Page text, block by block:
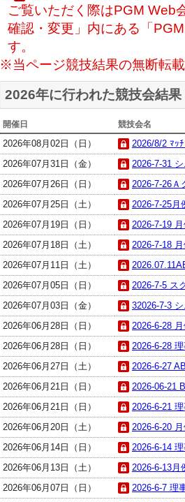
ご覧いただく際はPGM Web
確認・変更」内にある「
す。
※当ページ競技結果の無断転
2026年に行われた競技会結果
開催日 競技会名
2026年08月02日（日）
2026/8/2 ﾏｯ
2026年07月31日（金）
2026-7-31
2026年07月26日（日）
2026-7-26Ａ
2026年07月25日（土）
2026-7-25月
2026年07月19日（日）
2026-7-19
2026年07月18日（土）
2026-7-18
2026年07月11日（土）
2026年07月05日（日）
2026-7-5 ス
2026年07月03日（金）
32026-7-3
2026年06月28日（日）
2026-6-28
2026年06月28日（日）
2026-6-28
2026年06月27日（土）
2026-6-27
2026年06月21日（日）
2026-06-21
2026年06月21日（日）
2026-6-21
2026年06月20日（土）
2026-6-20
2026年06月14日（日）
2026-6-14
2026年06月13日（土）
2026-6-13月
2026年06月07日（日）
2026-6-7 理